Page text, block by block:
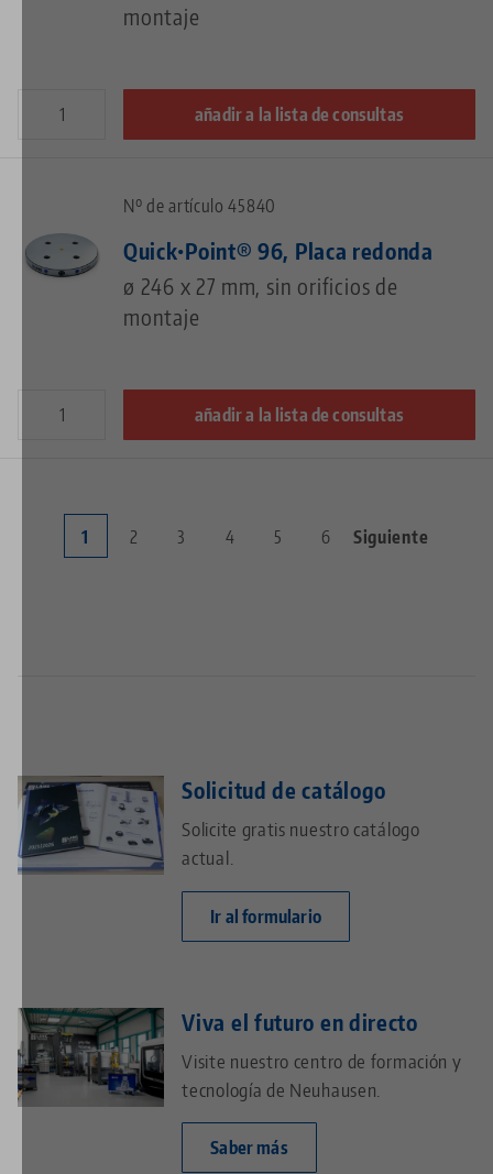
montaje
añadir a la lista de consultas
Nº de artículo 45840
Quick•Point® 96, Placa redonda
ø 246 x 27 mm, sin orificios de
montaje
añadir a la lista de consultas
Pagination
Current
1 Page
2 Page
3 Page
4 Page
5 Page
6
Next
Siguiente
Solicitud de catálogo
Solicite gratis nuestro catálogo
actual.
Ir al formulario
Viva el futuro en directo
Visite nuestro centro de formación y
tecnología de Neuhausen.
Saber más